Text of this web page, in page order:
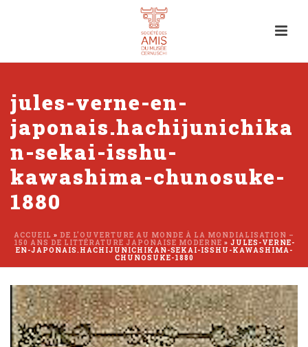
jules-verne-en-
japonais.hachijunichika
n-sekai-isshu-
kawashima-chunosuke-
1880
ACCUEIL » DE L’OUVERTURE AU MONDE À LA MONDIALISATION –
150 ANS DE LITTÉRATURE JAPONAISE MODERNE » JULES-VERNE-
EN-JAPONAIS.HACHIJUNICHIKAN-SEKAI-ISSHU-KAWASHIMA-
CHUNOSUKE-1880